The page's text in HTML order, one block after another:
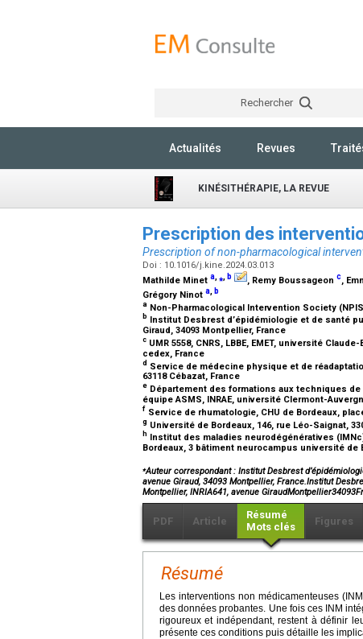
Rechercher
Actualités Revues
KINÉSITHÉRAPIE, LA REVUE
Prescription des
Prescription of non-pharmacological
Doi : 10.1016/j.kine.2024.03.013
Mathilde Minet a,⁎, b , Remy Boussageon c,
Grégory Ninot a b
a Non-Pharmacological Intervention Society
b Institut Desbrest d’épidémiologie et de santé
Giraud, 34093 Montpellier, France
c UMR 5558, CNRS, LBBE, EMET, université
cedex, France
d Service de médecine physique et de
63118 Cébazat, France
e Département des formations aux techniques
équipe ASMS, INRAE, université Clermont-
f Service de rhumatologie, CHU de Bordeaux,
g Université de Bordeaux, 146, rue Léo-Saignat,
h Institut des maladies neurodégénératives
Bordeaux, 3 bâtiment neurocampus université de
⁎Auteur correspondant : Institut Desbrest
avenue Giraud, 34093 Montpellier, France.Institut
Montpellier, INRIA641, avenue
PDF Article
Résumé
Mots clés
Figures
Résumé
Les interventions non médicamenteuses
des données probantes. Une fois ces INM
rigoureux et indépendant, restent à définir
présente ces conditions puis détaille les